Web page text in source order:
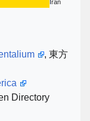
Iran
, 東方
Directory